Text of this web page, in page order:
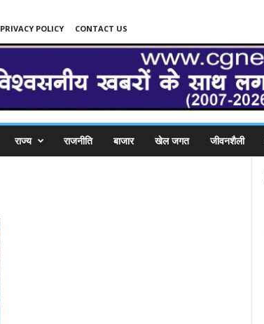
PRIVACY POLICY CONTACT US
राज्य राजनीति बाजार खेल जगत जीवनशैली